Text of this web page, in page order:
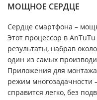
МОЩНОЕ СЕРДЦЕ
Сердце смартфона –
Этот процессор в
результаты, набрав
один из самых
Приложения для
режим многозадачности
справится легко, без